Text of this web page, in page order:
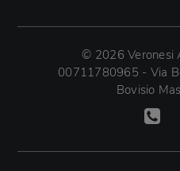
© 2026 Veronesi
00711780965 - Via
Bovisio